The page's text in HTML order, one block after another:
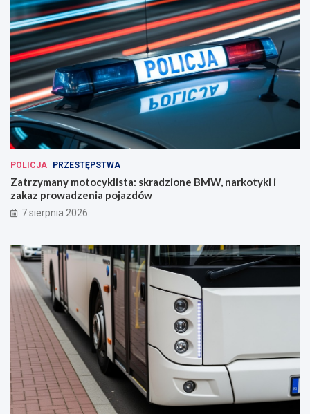
POLICJA PRZESTĘPSTWA
Zatrzymany motocyklista: skradzione BMW, narkotyki i
zakaz prowadzenia pojazdów
7 sierpnia 2026